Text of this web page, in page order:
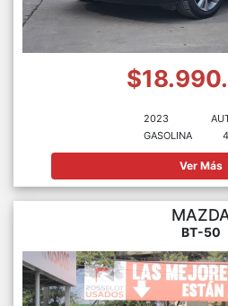
2023
GASOLINA
Ver Más
BT-50